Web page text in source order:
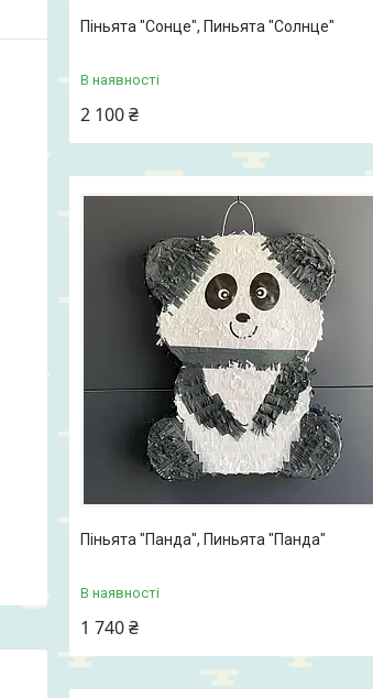
Піньята "Сонце", Пиньята "Солнце"
В наявності
2 100 ₴
Піньята "Панда", Пиньята "Панда"
В наявності
1 740 ₴